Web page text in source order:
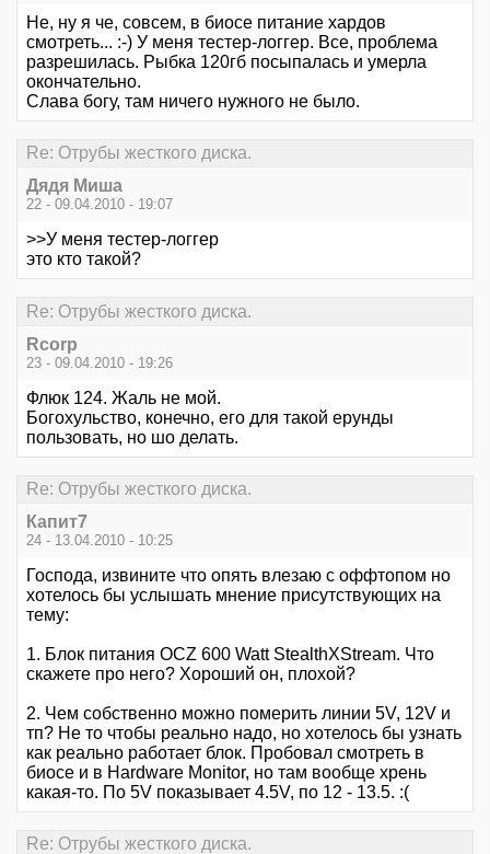
Не, ну я че, совсем, в биосе питание хардов
смотреть... :-) У меня тестер-логгер. Все, проблема
разрешилась. Рыбка 120гб посыпалась и умерла
окончательно.
Слава богу, там ничего нужного не было.
Re: Отрубы жесткого диска.
Дядя Миша
22 - 09.04.2010 - 19:07
>>У меня тестер-логгер
это кто такой?
Re: Отрубы жесткого диска.
Rcorp
23 - 09.04.2010 - 19:26
Флюк 124. Жаль не мой.
Богохульство, конечно, его для такой ерунды
пользовать, но шо делать.
Re: Отрубы жесткого диска.
Капит7
24 - 13.04.2010 - 10:25
Господа, извините что опять влезаю с оффтопом но
хотелось бы услышать мнение присутствующих на
тему:
1. Блок питания OCZ 600 Watt StealthXStream. Что
скажете про него? Хороший он, плохой?
2. Чем собственно можно померить линии 5V, 12V и
тп? Не то чтобы реально надо, но хотелось бы узнать
как реально работает блок. Пробовал смотреть в
биосе и в Hardware Monitor, но там вообще хрень
какая-то. По 5V показывает 4.5V, по 12 - 13.5. :(
Re: Отрубы жесткого диска.